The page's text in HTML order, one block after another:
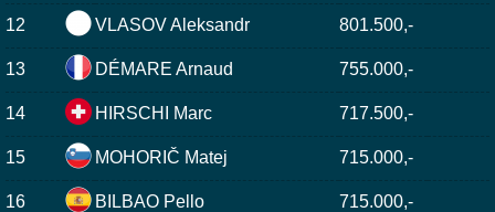
12 VLASOV Aleksandr 801.500,-
13 DÉMARE Arnaud 755.000,-
14 HIRSCHI Marc 717.500,-
15 MOHORIČ Matej 715.000,-
16 BILBAO Pello 715.000,-